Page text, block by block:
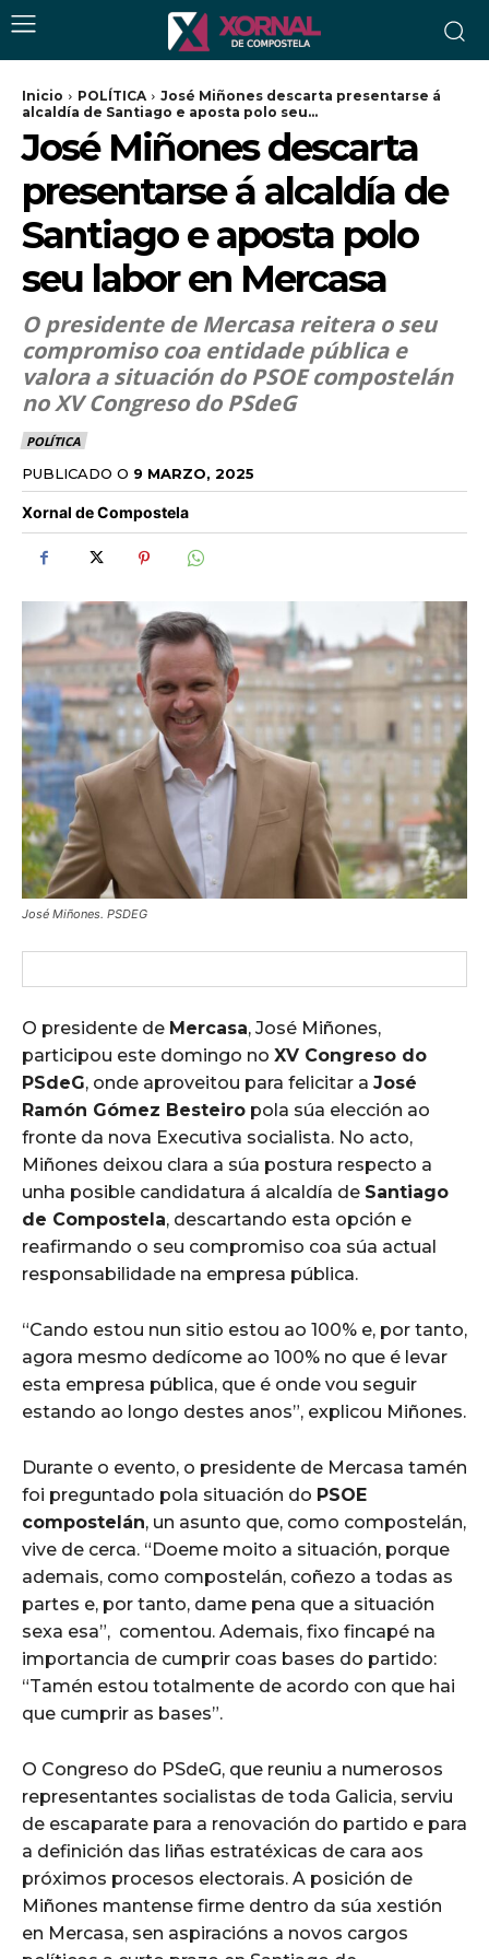
Inicio POLÍTICA
José Miñones descarta presentarse á
alcaldía de Santiago e aposta polo seu...
José Miñones descarta
presentarse á alcaldía de
Santiago e aposta polo
seu labor en Mercasa
O presidente de Mercasa reitera o seu
compromiso coa entidade pública e
valora a situación do PSOE compostelán
no XV Congreso do PSdeG
POLÍTICA
PUBLICADO O 9 MARZO, 2025
Xornal de Compostela
José Miñones. PSDEG
O presidente de Mercasa, José Miñones,
participou este domingo no XV Congreso do
PSdeG, onde aproveitou para felicitar a José
Ramón Gómez Besteiro pola súa elección ao
fronte da nova Executiva socialista. No acto,
Miñones deixou clara a súa postura respecto a
unha posible candidatura á alcaldía de Santiago
de Compostela, descartando esta opción e
reafirmando o seu compromiso coa súa actual
responsabilidade na empresa pública.
“Cando estou nun sitio estou ao 100% e, por tanto,
agora mesmo dedícome ao 100% no que é levar
esta empresa pública, que é onde vou seguir
estando ao longo destes anos”, explicou Miñones.
Durante o evento, o presidente de Mercasa tamén
foi preguntado pola situación do PSOE
compostelán, un asunto que, como compostelán,
vive de cerca. “Doeme moito a situación, porque
ademais, como compostelán, coñezo a todas as
partes e, por tanto, dame pena que a situación
sexa esa”, comentou. Ademais, fixo fincapé na
importancia de cumprir coas bases do partido:
“Tamén estou totalmente de acordo con que hai
que cumprir as bases”.
O Congreso do PSdeG, que reuniu a numerosos
representantes socialistas de toda Galicia, serviu
de escaparate para a renovación do partido e para
a definición das liñas estratéxicas de cara aos
próximos procesos electorais. A posición de
Miñones mantense firme dentro da súa xestión
en Mercasa, sen aspiracións a novos cargos